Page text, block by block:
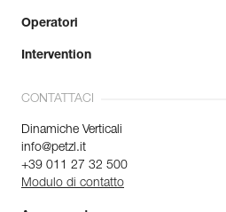
Operatori
Intervention
CONTATTACI
Dinamiche Verticali
info@petzl.it
+39 011 27 32 500
Modulo di contatto